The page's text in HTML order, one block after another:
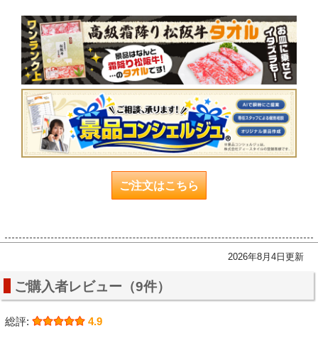
ご注文はこちら
2026年8月4日更新
ご購入者レビュー（9件）
総評: 4.9